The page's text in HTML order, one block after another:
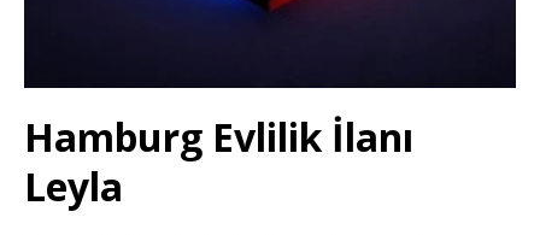
Hamburg Evlilik İlanı
Leyla